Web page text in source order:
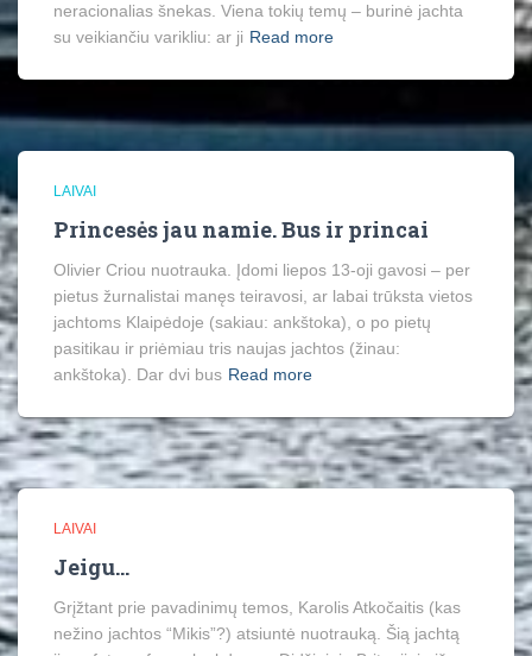
neracionalias šnekas. Viena tokių temų – burinė jachta
su veikiančiu varikliu: ar ji Read more
LAIVAI
Princesės jau namie. Bus ir princai
Olivier Criou nuotrauka. Įdomi liepos 13-oji gavosi – per
pietus žurnalistai manęs teiravosi, ar labai trūksta vietos
jachtoms Klaipėdoje (sakiau: ankštoka), o po pietų
pasitikau ir priėmiau tris naujas jachtos (žinau:
ankštoka). Dar dvi bus Read more
LAIVAI
Jeigu…
Grįžtant prie pavadinimų temos, Karolis Atkočaitis (kas
nežino jachtos “Mikis”?) atsiuntė nuotrauką. Šią jachtą